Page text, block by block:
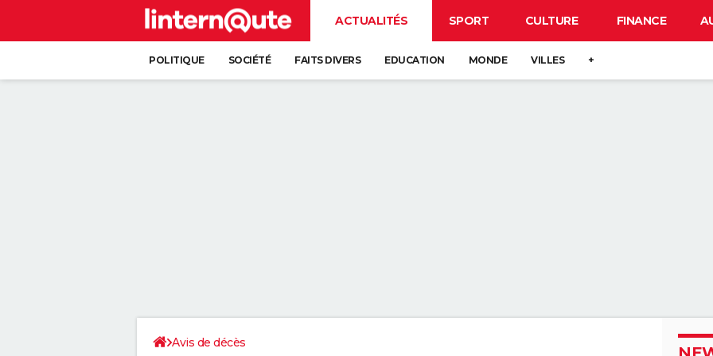
ACTUALITÉS SPORT CULTURE FINANCE
POLITIQUE SOCIÉTÉ FAITS DIVERS EDUCATION MONDE VILLES +
Avis de décès